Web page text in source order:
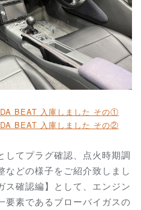
BEAT 入庫しました その①
BEAT 入庫しました その②
してプラグ確認、点火時期調
などの様子をご紹介致しまし
ス確認編】として、エンジン
要素であるブローバイガスの